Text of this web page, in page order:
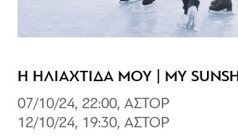
Η ΗΛΙΑΧΤΙΔΑ ΜΟΥ | MY
07/10/24, 22:00, ΑΣΤΟΡ
12/10/24, 19:30, ΑΣΤΟΡ